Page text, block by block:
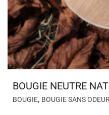
BOUGIE NEUTRE
BOUGIE, BOUGIE SANS ODEUR